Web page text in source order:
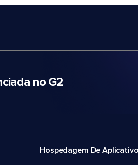
no G2
Hospedagem De